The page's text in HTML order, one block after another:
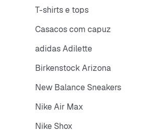
T-shirts e tops
Casacos com capuz
adidas Adilette
Birkenstock Arizona
New Balance Sneakers
Nike Air Max
Nike Shox